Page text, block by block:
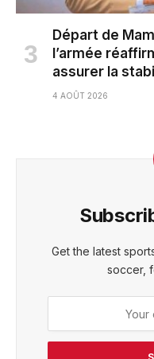
Départ de
l’armée
assurer la
4 AOÛT 2026
Get the latest
soccer,